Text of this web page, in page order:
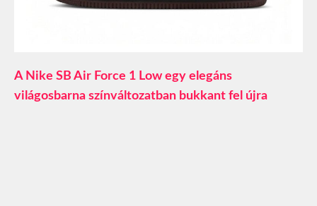
A Nike SB Air Force 1 Low egy elegáns
világosbarna színváltozatban bukkant fel újra